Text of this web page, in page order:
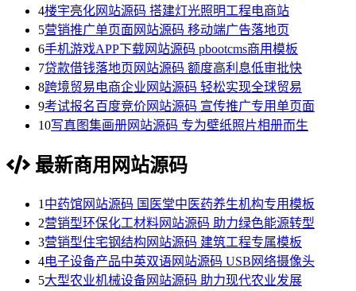
4楼宇亮化网站源码 搭建灯光照明工程电商站
5营销推广单页面网站源码 移动端广告落地页
6手机游戏APP下载网站源码 pbootcms商用模板
7贷款借钱落地页网站源码 额度高利息低审批快
8跨境贸易电商企业网站源码 轻松实现全球贸易
9考试报名百度竞价网站源码 宣传推广专用单页面
10写真图集画册网站源码 专为壁纸照片相册而生
最新商用网站源码
1 中药馆网站源码 国医堂中医药养生机构专用模板
2营销型环保化工材料网站源码 助力绿色能源转型
3营销型住宅钢结构网站源码 建筑工程专属模板
4电子设备产品中英双语网站源码 USB网络摄像头
5大型农业机械设备网站源码 助力现代农业发展